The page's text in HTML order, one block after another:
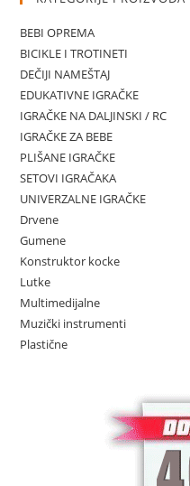
BEBI OPREMA
BICIKLE I TROTINETI
DEČIJI NAMEŠTAJ
EDUKATIVNE IGRAČKE
IGRAČKE NA DALJINSKI / RC
IGRAČKE ZA BEBE
PLIŠANE IGRAČKE
SETOVI IGRAČAKA
UNIVERZALNE IGRAČKE
Drvene
Gumene
Konstruktor kocke
Lutke
Multimedijalne
Muzički instrumenti
Plastične